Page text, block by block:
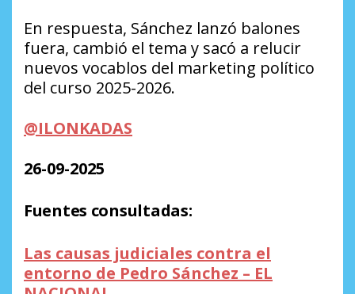
En respuesta, Sánchez lanzó balones
fuera, cambió el tema y sacó a relucir
nuevos vocablos del marketing político
del curso 2025-2026.
@ILONKADAS
26-09-2025
Fuentes consultadas:
Las causas judiciales contra el
entorno de Pedro Sánchez – EL